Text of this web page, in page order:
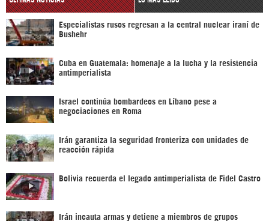
Especialistas rusos regresan a la central nuclear iraní de
Bushehr
Cuba en Guatemala: homenaje a la lucha y la resistencia
antimperialista
Israel continúa bombardeos en Líbano pese a
negociaciones en Roma
Irán garantiza la seguridad fronteriza con unidades de
reacción rápida
Bolivia recuerda el legado antimperialista de Fidel Castro
Irán incauta armas y detiene a miembros de grupos